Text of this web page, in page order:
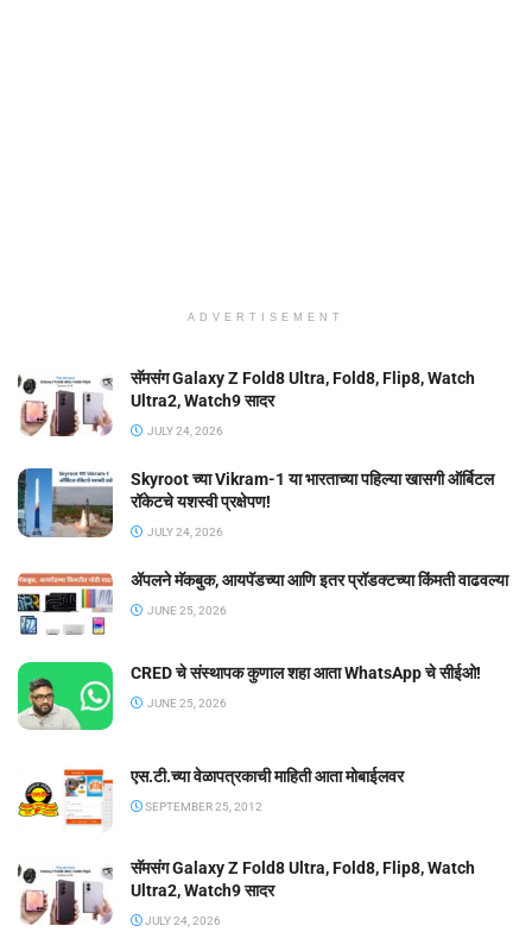
ADVERTISEMENT
सॅमसंग Galaxy Z Fold8 Ultra, Fold8, Flip8, Watch
Ultra2, Watch9 सादर
JULY 24, 2026
Skyroot च्या Vikram-1 या भारताच्या पहिल्या खासगी ऑर्बिटल
रॉकेटचे यशस्वी प्रक्षेपण!
JULY 24, 2026
ॲपलने मॅकबुक, आयपॅडच्या आणि इतर प्रॉडक्टच्या किंमती वाढवल्या
JUNE 25, 2026
CRED चे संस्थापक कुणाल शहा आता WhatsApp चे सीईओ!
JUNE 25, 2026
एस.टी.च्या वेळापत्रकाची माहिती आता मोबाईलवर
SEPTEMBER 25, 2012
सॅमसंग Galaxy Z Fold8 Ultra, Fold8, Flip8, Watch
Ultra2, Watch9 सादर
JULY 24, 2026